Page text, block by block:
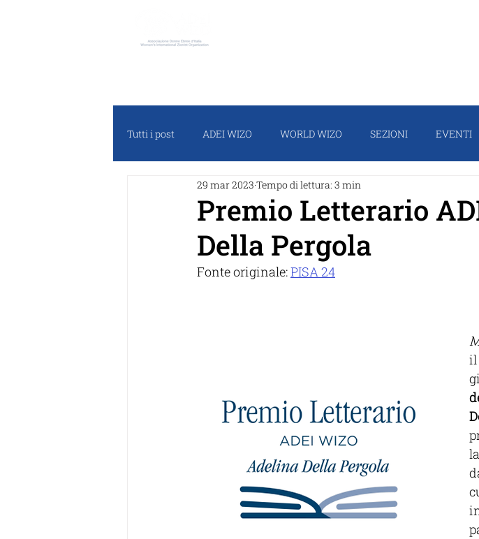
Tutti i post ADEI WIZO WORLD WIZO SEZIONI EVENTI
RASSEGNA STAMPA PROGETTI CAMPAGNA
Premio Letterario
Della Pergola
29 mar 2023 Tempo di lettura: 3 min
Fonte originale: PISA 24
il